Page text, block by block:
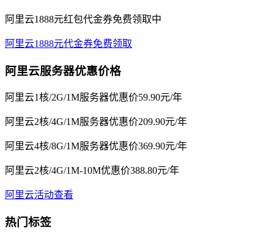
阿里云1888元红包代金券免费领取中
阿里云1888元代金券免费领取
阿里云服务器优惠价格
阿里云1核/2G/1M服务器优惠价59.90元/年
阿里云2核/4G/1M服务器优惠价209.90元/年
阿里云4核/8G/1M服务器优惠价369.90元/年
阿里云2核/4G/1M-10M优惠价388.80元/年
阿里云活动查看
热门标签